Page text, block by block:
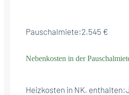
Pauschalmiete:2.545 €
Nebenkosten in der
Heizkosten in NK. enthalten: